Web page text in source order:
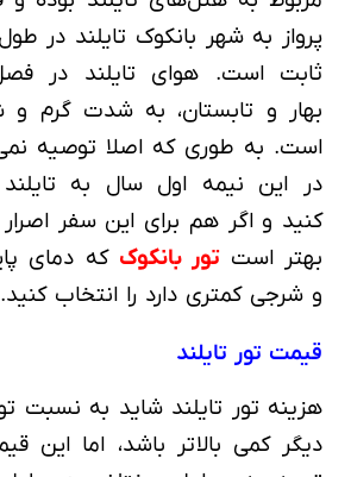
پرواز به شهر بانکوک تایلند در
ثابت است. هوای تایلند در
بهار و تابستان، به شدت گرم و
است. به طوری که اصلا توصیه
در این نیمه اول سال به
کنید و اگر هم برای این سفر اصرار
بهتر است تور بانکوک که دمای
و شرجی کمتری دارد را انتخاب کنید.
قیمت تور تایلند
هزینه تور تایلند شاید به نسبت
دیگر کمی بالاتر باشد، اما این